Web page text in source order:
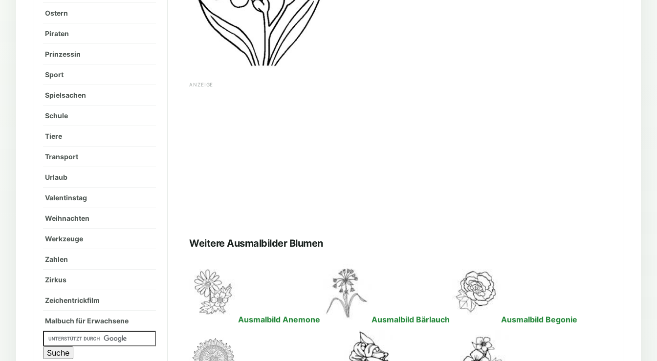
Ostern
Piraten
Prinzessin
Sport
Spielsachen
Schule
Tiere
Transport
Urlaub
Valentinstag
Weihnachten
Werkzeuge
Zahlen
Zirkus
Zeichentrickfilm
Malbuch für Erwachsene
ANZEIGE
Weitere Ausmalbilder Blumen
Ausmalbild Anemone Ausmalbild Bärlauch Ausmalbild Begonie